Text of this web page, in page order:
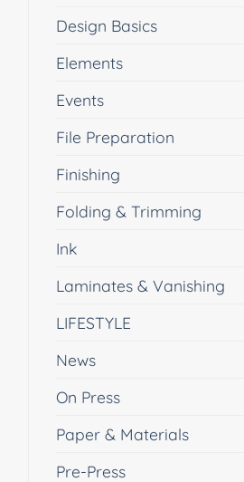
Design Basics
Elements
Events
File Preparation
Finishing
Folding & Trimming
Ink
Laminates & Vanishing
LIFESTYLE
News
On Press
Paper & Materials
Pre-Press